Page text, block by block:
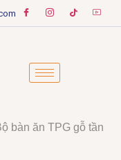
bàn ăn TPG gỗ tần